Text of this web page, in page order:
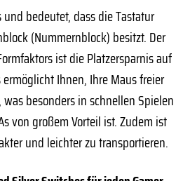
bedeutet, dass die Tastatur
(Nummernblock) besitzt. Der
ist die Platzersparnis auf
Ihnen, Ihre Maus freier
besonders in schnellen Spielen
von großem Vorteil ist. Zudem ist
und leichter zu transportieren.